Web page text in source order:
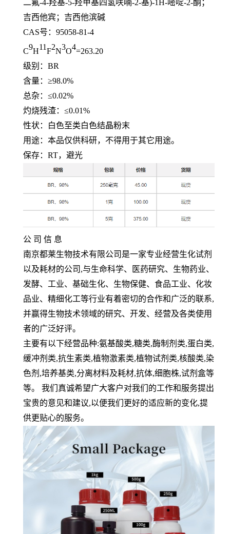
二氟-4-羟基-5-羟甲基四氢呋喃-2-基)-1H-嘧啶-2-酮；
吉西他宾；吉西他滨碱
CAS号： 95058-81-4
C9H11F2N3O4=263.20
级别： BR
含量：≥98.0%
总杂：≤0.02%
灼烧残渣：≤0.01%
性状：白色至类白色结晶粉末
用途：本品仅供科研，不得用于其它用途。
保存： RT，避光
公 司 信 息
南京都莱生物技术有限公司是一家专业经营生化试剂
以及耗材的公司 ,与生命科学、医药研究、生物药业、
发酵、工业、基础生化、生物保健、食品工业、化妆
品业、精细化工等行业有着密切的合作和广泛的联系,
并赢得生物技术领域的研究、开发、经营及各类使用
者的广泛好评。
主要有以下经营品种:氨基酸类,糖类,酶制剂类,蛋白类,
缓冲剂类,抗生素类,植物激素类,植物试剂类,核酸类,染
色剂 ,培养基类,分离材料及耗材,抗体,细胞株,试剂盒等
等。 我们真诚希望广大客户对我们的工作和服务提出
宝贵的意见和建议,以便我们更好的适应新的变化,提
供更贴心的服务。